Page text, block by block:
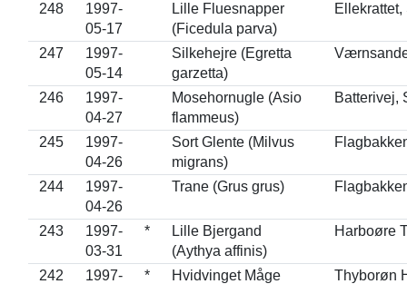
248
1997-
05-17
Lille Fluesnapper
(Ficedula parva)
Ellekrattet,
247
1997-
05-14
Silkehejre (Egretta
garzetta)
246
1997-
04-27
Mosehornugle (Asio
flammeus)
Batterivej,
245
1997-
04-26
Sort Glente (Milvus
migrans)
244
1997-
04-26
Trane (Grus grus)
243
1997-
03-31
*
Lille Bjergand
(Aythya affinis)
Harboøre
242
1997-
*
Hvidvinget Måge
Thyborøn